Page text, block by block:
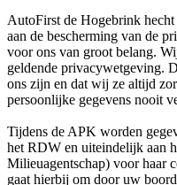
AutoFirst de Hogebrink
aan de bescherming van de
voor ons van groot belang.
geldende privacywetgeving.
ons zijn en dat wij ze altijd
persoonlijke gegevens nooit
Tijdens de APK worden
het RDW en uiteindelijk aan
Milieuagentschap) voor haar
gaat hierbij om door uw